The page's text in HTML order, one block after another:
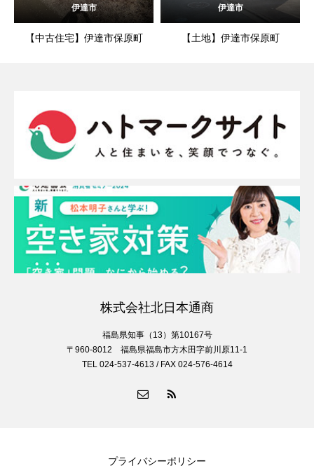
伊達市
【中古住宅】伊達市保原町
伊達市
【土地】伊達市保原町
株式会社北日本通商
福島県知事（13）第10167号
〒960-8012 福島県福島市方木田字前川原11-1
TEL 024-537-4613 / FAX 024-576-4614
プライバシーポリシー